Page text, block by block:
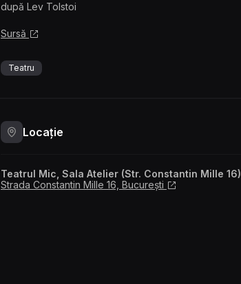
după Lev Tolstoi
Sursă
Teatru
Locație
Teatrul Mic, Sala Atelier (Str. Constantin Mille 16)
Strada Constantin Mille 16, București